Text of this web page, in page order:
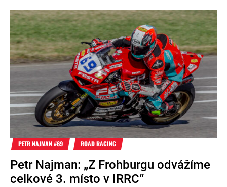
PETR NAJMAN #69 ROAD RACING
Petr Najman: „Z Frohburgu odvážíme
celkové 3. místo v IRRC“